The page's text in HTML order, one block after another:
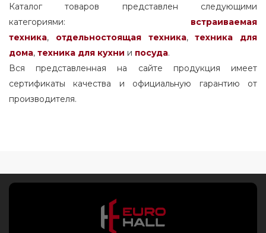
Каталог товаров представлен следующими
категориями: встраиваемая
техника, отдельностоящаятехника,
техника для
дома, техника для кухни и посуда.
Вся представленная на сайте продукция имеет
сертификаты качества и официальную гарантию от
производителя.